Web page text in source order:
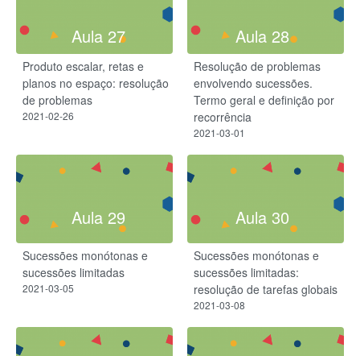
Aula 27
Produto escalar, retas e
planos no espaço: resolução
de problemas
2021-02-26
Aula 28
Resolução de problemas
envolvendo sucessões.
Termo geral e definição por
recorrência
2021-03-01
Aula 29
Sucessões monótonas e
sucessões limitadas
2021-03-05
Aula 30
Sucessões monótonas e
sucessões limitadas:
resolução de tarefas globais
2021-03-08